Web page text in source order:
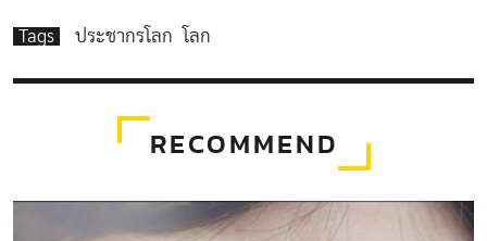
Tags ประชากรโลก โลก
RECOMMEND